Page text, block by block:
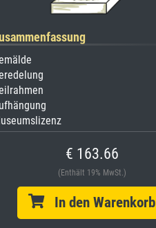
€ 163.66
(Enthält 19% MwSt.)
In den Warenkorb